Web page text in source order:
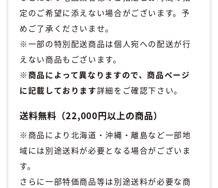
定のご希望に添えない場合がございます。予
めご了承くださいませ。
※一部の特別配送商品は個人宛への配送が行
えない商品もございます。
※ 商品によって異なりますので、商品ページ
に記載しております詳細をご確認下さい。
送料無料（22,000円以上の商品）
※商品により北海道・沖縄・離島など一部地
域には別途送料が必要となる場合がございま
す。
さらに一部特価商品等は別途送料が必要な商